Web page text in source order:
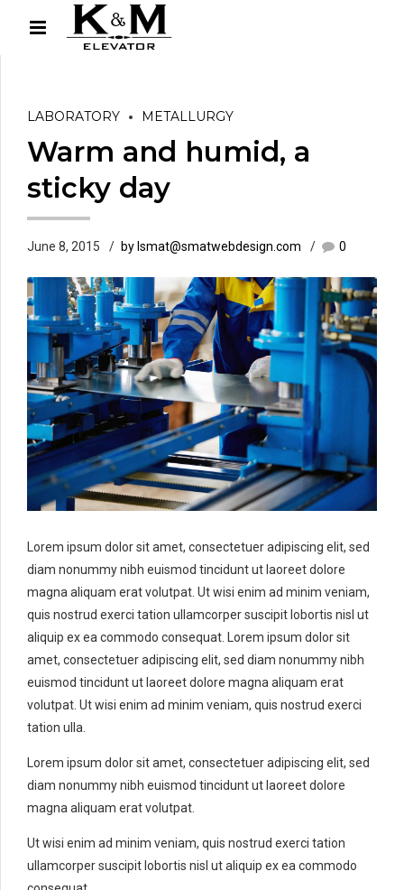
LABORATORY METALLURGY
Warm and humid, a
sticky day
June 8, 2015 by lsmat@smatwebdesign.com 0
Lorem ipsum dolor sit amet, consectetuer adipiscing elit, sed
diam nonummy nibh euismod tincidunt ut laoreet dolore
magna aliquam erat volutpat. Ut wisi enim ad minim veniam,
quis nostrud exerci tation ullamcorper suscipit lobortis nisl ut
aliquip ex ea commodo consequat. Lorem ipsum dolor sit
amet, consectetuer adipiscing elit, sed diam nonummy nibh
euismod tincidunt ut laoreet dolore magna aliquam erat
volutpat. Ut wisi enim ad minim veniam, quis nostrud exerci
tation ulla.
Lorem ipsum dolor sit amet, consectetuer adipiscing elit, sed
diam nonummy nibh euismod tincidunt ut laoreet dolore
magna aliquam erat volutpat.
Ut wisi enim ad minim veniam, quis nostrud exerci tation
ullamcorper suscipit lobortis nisl ut aliquip ex ea commodo